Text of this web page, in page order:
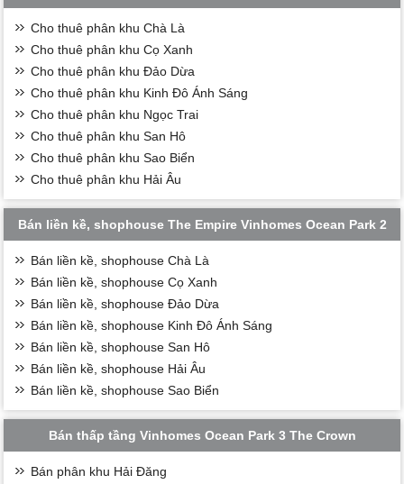
Cho thuê phân khu Chà Là
Cho thuê phân khu Cọ Xanh
Cho thuê phân khu Đảo Dừa
Cho thuê phân khu Kinh Đô Ánh Sáng
Cho thuê phân khu Ngọc Trai
Cho thuê phân khu San Hô
Cho thuê phân khu Sao Biển
Cho thuê phân khu Hải Âu
Bán liền kề, shophouse The Empire Vinhomes Ocean Park 2
Bán liền kề, shophouse Chà Là
Bán liền kề, shophouse Cọ Xanh
Bán liền kề, shophouse Đảo Dừa
Bán liền kề, shophouse Kinh Đô Ánh Sáng
Bán liền kề, shophouse San Hô
Bán liền kề, shophouse Hải Âu
Bán liền kề, shophouse Sao Biển
Bán thấp tầng Vinhomes Ocean Park 3 The Crown
Bán phân khu Hải Đăng